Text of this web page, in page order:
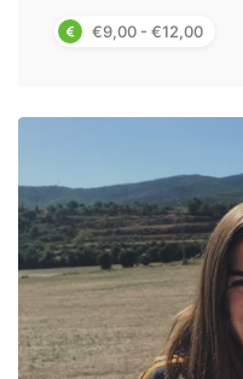
€9,00 - €12,00